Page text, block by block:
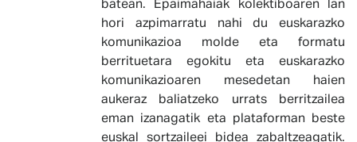
batean. Epaimahaiak kolektiboaren lan
hori azpimarratu nahi du euskarazko
komunikazioa molde eta formatu
berrituetara egokitu eta euskarazko
komunikazioaren mesedetan haien
aukeraz baliatzeko urrats berritzailea
eman izanagatik eta plataforman beste
euskal sortzaileei bidea zabaltzeagatik.